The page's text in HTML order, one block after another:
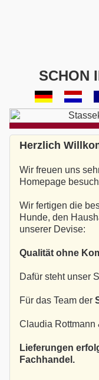
SCHON
Herzlich
Wir freuen uns
Homepage
Wir fertigen die
Hunde, den
unserer Devise:
Qualität ohne
Dafür steht unser
Für das Team der
Claudia Rottmann
Lieferungen
Fachhandel.